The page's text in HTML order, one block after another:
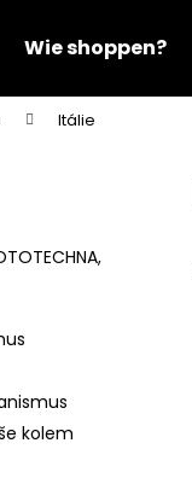
Wie shoppen?
Itálie
kolem